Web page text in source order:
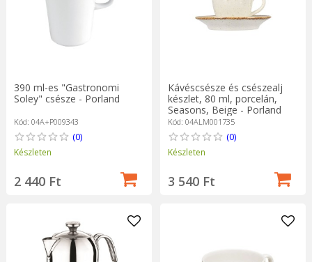
390 ml-es "Gastronomi
Soley" csésze - Porland
Kód: 04A+P009343
(0)
Készleten
2 440 Ft
Kávéscsésze és csészealj
készlet, 80 ml, porcelán,
Seasons, Beige - Porland
Kód: 04ALM001735
(0)
Készleten
3 540 Ft